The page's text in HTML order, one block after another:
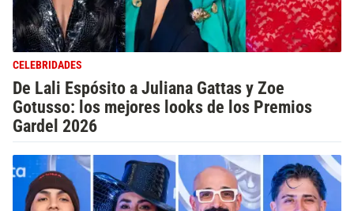
CELEBRIDADES
De Lali Espósito a Juliana Gattas y Zoe
Gotusso: los mejores looks de los Premios
Gardel 2026